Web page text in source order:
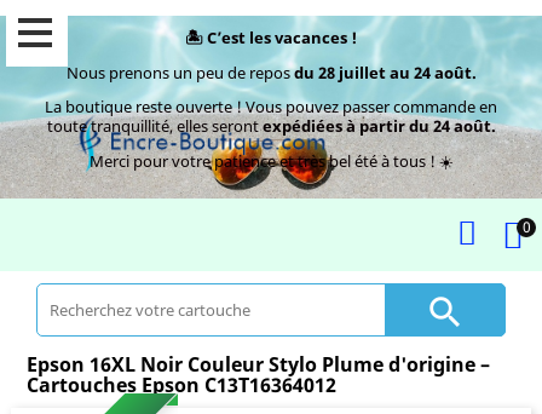
🏝️ C’est les vacances !
Nous prenons un peu de reposdu 28 juillet au 24 août.
La boutique reste ouverte ! Vous pouvez passer commande en
toute tranquillité, elles serontexpédiées à partir du 24 août.
Merci pour votre patience et très bel été à tous ! ☀️
0

Epson 16XL Noir Couleur Stylo Plume d'origine –
Cartouches Epson C13T16364012